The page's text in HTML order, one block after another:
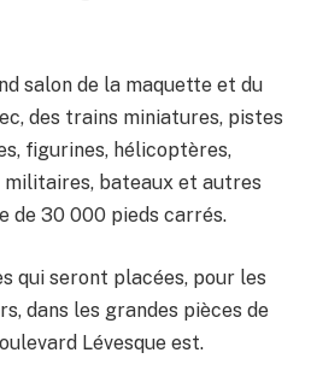
salon de la maquette et du
des trains miniatures, pistes
figurines, hélicoptères,
militaires, bateaux et autres
de 30 000 pieds carrés.
qui seront placées, pour les
dans les grandes pièces de
Lévesque est.